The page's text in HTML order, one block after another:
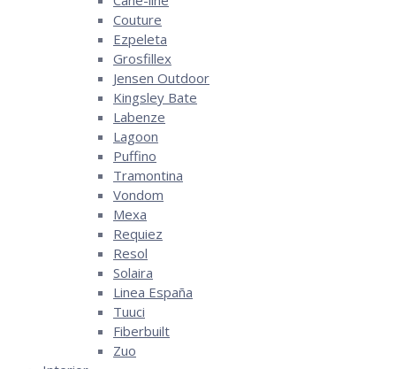
Couture
Ezpeleta
Grosfillex
Jensen Outdoor
Kingsley Bate
Labenze
Lagoon
Puffino
Tramontina
Vondom
Mexa
Requiez
Resol
Solaira
Linea España
Tuuci
Fiberbuilt
Zuo